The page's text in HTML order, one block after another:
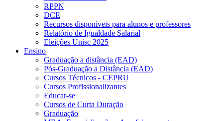
RPPN
DCE
Recursos disponíveis para alunos e professores
Relatório de Igualdade Salarial
Eleições Unisc 2025
Ensino
Graduação a distância (EAD)
Pós-Graduação a Distância (EAD)
Cursos Técnicos - CEPRU
Cursos Profissionalizantes
Educar-se
Cursos de Curta Duração
Graduação